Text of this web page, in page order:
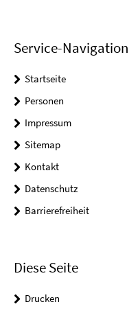
Service-Navigation
Startseite
Personen
Impressum
Sitemap
Kontakt
Datenschutz
Barrierefreiheit
Diese Seite
Drucken